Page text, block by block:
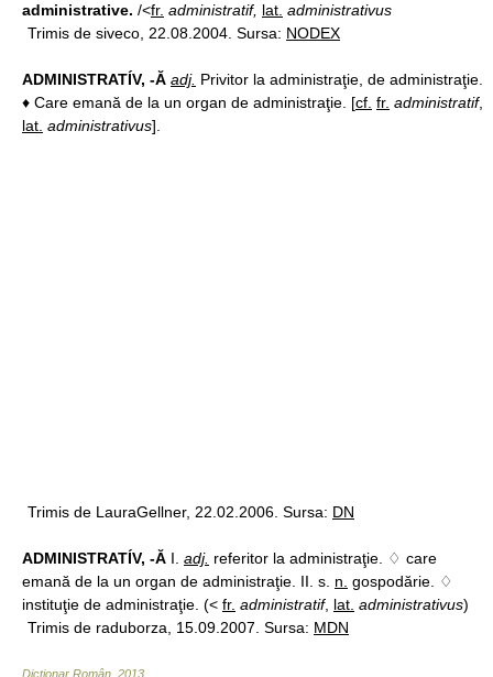
administrative. /<fr. administratif, lat. administrativus
Trimis de siveco, 22.08.2004. Sursa: NODEX
ADMINISTRATÍV, -Ă adj. Privitor la administraţie, de administraţie.
♦ Care emană de la un organ de administraţie. [cf. fr. administratif,
lat. administrativus].
Trimis de LauraGellner, 22.02.2006. Sursa: DN
ADMINISTRATÍV, -Ă I. adj. referitor la administraţie. ♢ care
emană de la un organ de administraţie. II. s. n. gospodărie. ♢
instituţie de administraţie. (< fr. administratif, lat. administrativus)
Trimis de raduborza, 15.09.2007. Sursa: MDN
Dicționar Român 2013